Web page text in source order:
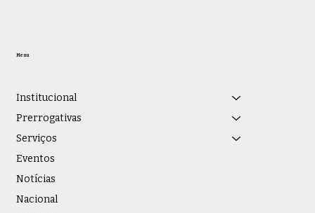
Menu
Institucional
Prerrogativas
Serviços
Eventos
Notícias
Nacional